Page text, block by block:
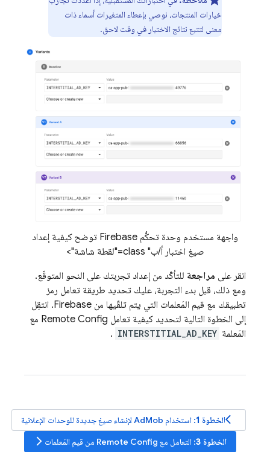
خيارات المنتجات، نوصي بإعطاء المتغيرات أسماء ذات
معنى لتتبع نتائج الاختبار في وقت لاحق.
واجهة مستخدم وحدة تحكُّم Firebase توضح كيفية إعداد
صيغ اختبار أ/ب" class="لقطة شاشة">
انقر على مراجعة للتأكّد من إعداد تجربتك على النحو المتوقّع.
ومع ذلك، قبل بدء التجربة، عليك تحديد طريقة تعامل رمز
تطبيقك مع قيم المَعلمات التي يتم تلقّيها من Firebase. انتقِل
إلى الخطوة التالية لتحديد كيفية تعامل Remote Config مع
المَعلمة INTERSTITIAL_AD_KEY
.
arrow_back_iosالخطوة 1 : استخدام AdMobلإنشاء صيغ جديدة للوحدات الإعلانية
الخطوة 3
: التعامل مع Remote Config من قيم المَعلمات arrow_forward_ios